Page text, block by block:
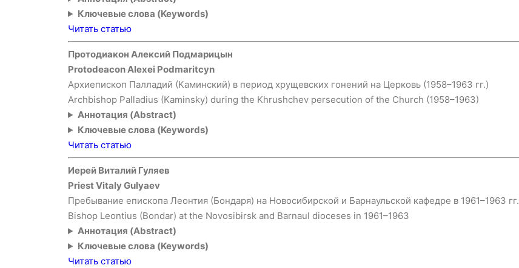
Ключевые слова (Keywords)
Читать статью
Протодиакон Алексий Подмарицын
Protodeacon Alexei Podmaritcyn
Архиепископ Палладий (Каминский) в период хрущевских гонений на Церковь (1958–1963 гг.)
Archbishop Palladius (Kaminsky) during the Khrushchev persecution of the Church (1958–1963)
Аннотация (Abstract)
Ключевые слова (Keywords)
Читать статью
Иерей Виталий Гуляев
Priest Vitaly Gulyaev
Пребывание епископа Леонтия (Бондаря) на Новосибирской и Барнаульской кафедре в 1961–1963 гг.
Bishop Leontius (Bondar) at the Novosibirsk and Barnaul dioceses in 1961–1963
Аннотация (Abstract)
Ключевые слова (Keywords)
Читать статью